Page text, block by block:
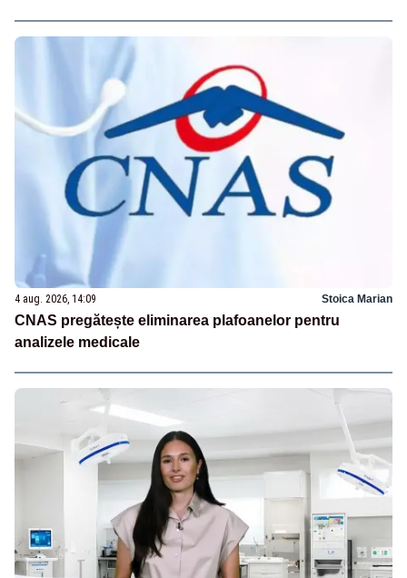
4 aug. 2026, 14:09 Stoica Marian
CNAS pregătește eliminarea plafoanelor pentru
analizele medicale